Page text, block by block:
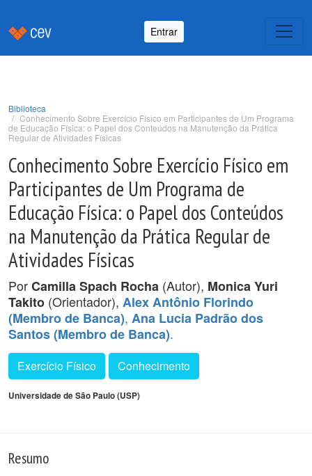
Entrar
Biblioteca
Conhecimento Sobre Exercício Físico em Participantes de Um Programa
de Educação Física: o Papel dos Conteúdos na Manutenção da Prática
Regular de Atividades Físicas
Conhecimento Sobre Exercício Físico em
Participantes de Um Programa de
Educação Física: o Papel dos Conteúdos
na Manutenção da Prática Regular de
Atividades Físicas
PorCamilla Spach Rocha (Autor), Monica Yuri
Takito (Orientador), Alex Antônio Florindo
(Membro de Banca), Ana Lucia Padrão dos
Santos (Membro de Banca).
Exercício Físico Conhecimento
Universidade de São Paulo (USP)
Resumo